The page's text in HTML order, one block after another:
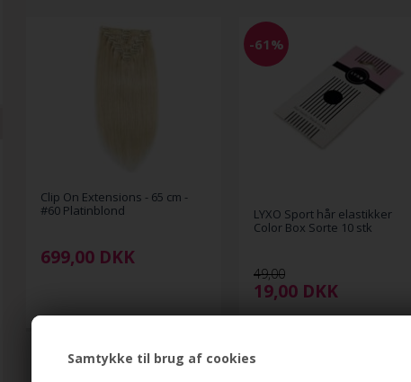
Samtykke til brug af cookies
Clip On Extensions - 65 cm -
#60 Platinblond
699,00 DKK
-61%
LYXO Sport hår elastikker
Color Box Sorte 10 stk
49,00
19,00 DKK